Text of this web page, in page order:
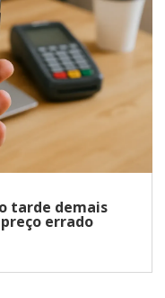
tarde demais
errado